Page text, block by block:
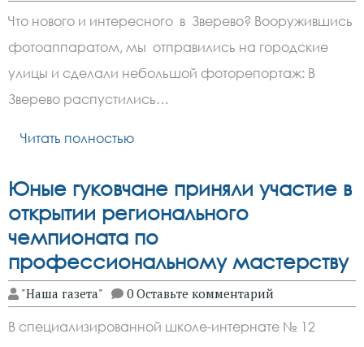
Что нового и интересного в Зверево? Вооружившись
фотоаппаратом, мы отправились на городские
улицы и сделали небольшой фоторепортаж: В
Зверево распустились…
Читать полностью
Юные гуковчане приняли участие в
открытии регионального
чемпионата по
профессиональному мастерству
"Наша газета" 0 Оставьте комментарий
В специализированной школе-интернате № 12